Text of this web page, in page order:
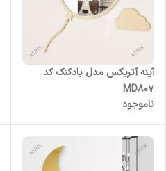
آینه آتریکس مدل بادکنک کد
MD807
ناموجود